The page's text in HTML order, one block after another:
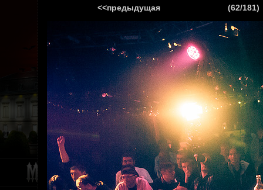
ГЛАВНАЯ
<<предыдущая (62/181)